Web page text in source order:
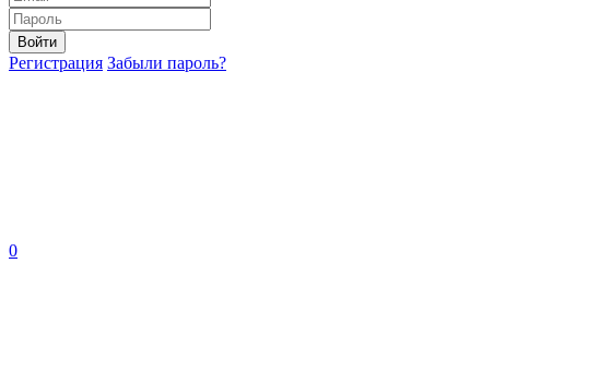
Войти
Регистрация Забыли пароль?
0